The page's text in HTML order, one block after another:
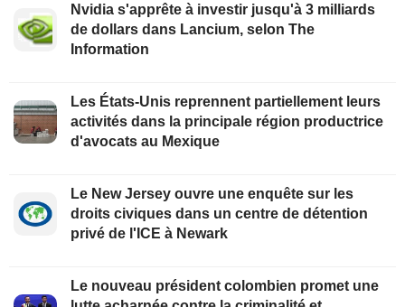
Nvidia s'apprête à investir jusqu'à 3 milliards
de dollars dans Lancium, selon The
Information
Les États-Unis reprennent partiellement leurs
activités dans la principale région productrice
d'avocats au Mexique
Le New Jersey ouvre une enquête sur les
droits civiques dans un centre de détention
privé de l'ICE à Newark
Le nouveau président colombien promet une